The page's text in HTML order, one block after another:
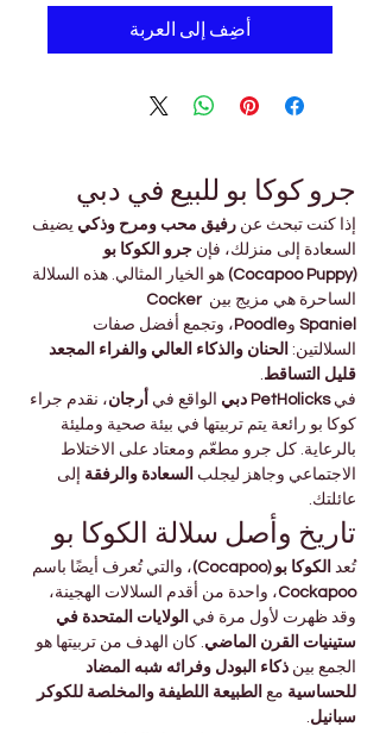
أضِف إلى العربة
جرو كوكا بو للبيع في دبي
إذا كنت تبحث عن رفيق محب ومرح وذكي يضيف
السعادة إلى منزلك، فإن جرو الكوكا بو
(Cocapoo Puppy)
هو الخيار المثالي. هذه السلالة
الساحرة هي مزيج بين Cocker
Spaniel وPoodle ، وتجمع أفضل صفات
السلالتين: الحنان والذكاء العالي والفراء المجعد
قليل التساقط.
في PetHolicks دبي الواقع في أرجان، نقدم جراء
كوكا بو رائعة يتم تربيتها في بيئة صحية ومليئة
بالرعاية. كل جرو مطعّم ومعتاد على الاختلاط
الاجتماعي وجاهز ليجلب السعادة والرفقة إلى
عائلتك.
تاريخ وأصل سلالة الكوكا بو
تُعد الكوكا بو (Cocapoo)
، والتي تُعرف أيضًا باسم
Cockapoo، واحدة من أقدم السلالات الهجينة،
وقد ظهرت لأول مرة في الولايات المتحدة في
ستينيات القرن الماضي. كان الهدف من تربيتها هو
الجمع بين ذكاء البودل وفرائه شبه المضاد
للحساسية مع الطبيعة اللطيفة والمخلصة للكوكر
سبانيل.